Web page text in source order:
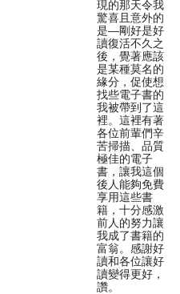
現的那天令我
驚喜且意外的
是—剛好是好
讀復活不久之
後，覺著應該
是某種莫名的
緣分，促使想
找些電子書的
我被帶到了這
裡。這裡有著
各位前輩們辛
苦掃描、品質
極佳的電子
書，讓我這個
後人能夠免費
享用這些書
籍，十分感激
前人的努力讓
我成了書籍的
富翁。感謝好
讀和各位讓好
讀變得更好，
讚。